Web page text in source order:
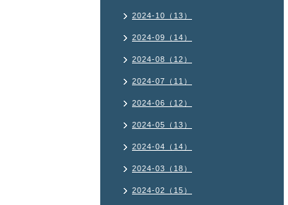
2024-10（13）
2024-09（14）
2024-08（12）
2024-07（11）
2024-06（12）
2024-05（13）
2024-04（14）
2024-03（18）
2024-02（15）